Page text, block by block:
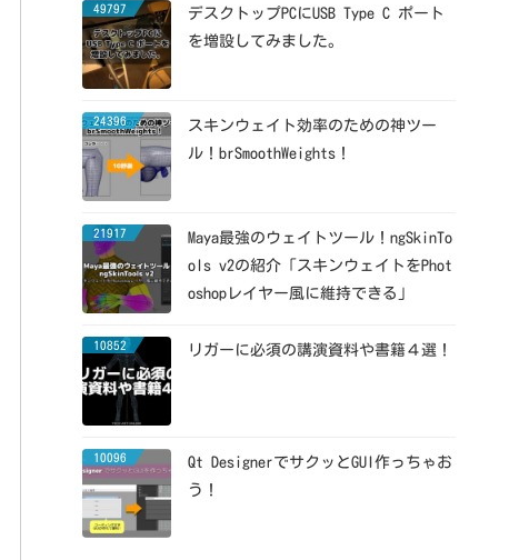
49797
デスクトップPCにUSB Type C ポート
を増設してみました。
24396
スキンウェイト効率のための神ツー
ル！brSmoothWeights！
21917
Maya最強のウェイトツール！ngSkinTo
ols v2の紹介「スキンウェイトをPhot
oshopレイヤー風に維持できる」
10852 リガーに必須の講演資料や書籍４選！
10096
Qt DesignerでサクッとGUI作っちゃお
う！